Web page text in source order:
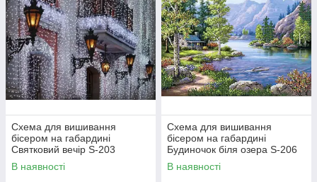
Схема для вишивання
бісером на габардині
Святковий вечір S-203
В наявності
Схема для вишивання
бісером на габардині
Будиночок біля озера S-206
В наявності